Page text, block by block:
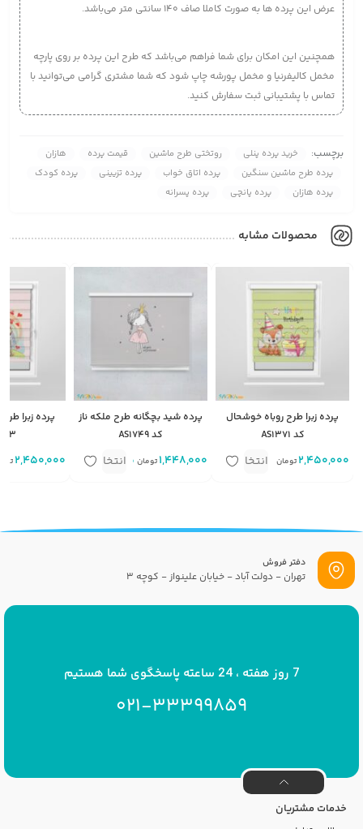
عرض این پرده ها به صورت کاملا صاف 140 سانتی متر می‌باشد.
همچنین این امکان برای شما فراهم می‌باشد که طرح این پرده بر روی پارچه
مخمل کالیفرنیا و مخمل پورشه چاپ شود که شما مشتری گرامی می‌توانید با
تماس با پشتیبانی ثبت سفارش کنید.
برچسب: خرید پرده پنلی روتختی طرح ماشین قیمت پرده
هازان
پرده طرح ماشین سنگین
پرده اتاق خواب پرده تزیینی
پرده کودک
پرده هازان
پرده پانچی پرده پسرانه
محصولات مشابه
پرده زبرا طرح روباه خوشحال
کد AS1371
2,450,000 تومانمتر مربع
انتخاب
پرده شید بچگانه طرح ملکه ناز
کد AS1749
1,448,000 تومانمتر مربع
انتخاب
پرده زبرا
2,450,000
دفتر فروش
تهران - دولت آباد - خیابان علینواز - کوچه 3
7 روز هفته ، 24 ساعته پاسخگوی شما هستیم
021-33399859
خدمات مشتریان